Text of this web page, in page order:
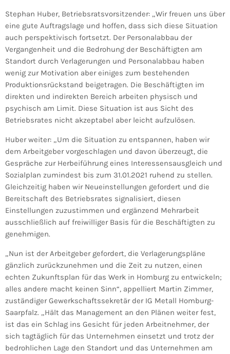
Stephan Huber, Betriebsratsvorsitzender: „Wir freuen uns über
eine gute Auftragslage und hoffen, dass sich diese Situation
auch perspektivisch fortsetzt. Der Personalabbau der
Vergangenheit und die Bedrohung der Beschäftigten am
Standort durch Verlagerungen und Personalabbau haben
wenig zur Motivation aber einiges zum bestehenden
Produktionsrückstand beigetragen. Die Beschäftigten im
direkten und indirekten Bereich arbeiten physisch und
psychisch am Limit. Diese Situation ist aus Sicht des
Betriebsrates nicht akzeptabel aber leicht aufzulösen.
Huber weiter: „Um die Situation zu entspannen, haben wir
dem Arbeitgeber vorgeschlagen und davon überzeugt, die
Gespräche zur Herbeiführung eines Interessensausgleich und
Sozialplan zumindest bis zum 31.01.2021 ruhend zu stellen.
Gleichzeitig haben wir Neueinstellungen gefordert und die
Bereitschaft des Betriebsrates signalisiert, diesen
Einstellungen zuzustimmen und ergänzend Mehrarbeit
ausschließlich auf freiwilliger Basis für die Beschäftigten zu
genehmigen.
„Nun ist der Arbeitgeber gefordert, die Verlagerungspläne
gänzlich zurückzunehmen und die Zeit zu nutzen, einen
echten Zukunftsplan für das Werk in Homburg zu entwickeln;
alles andere macht keinen Sinn“, appelliert Martin Zimmer,
zuständiger Gewerkschaftssekretär der IG Metall Homburg-
Saarpfalz. „Hält das Management an den Plänen weiter fest,
ist das ein Schlag ins Gesicht für jeden Arbeitnehmer, der
sich tagtäglich für das Unternehmen einsetzt und trotz der
bedrohlichen Lage den Standort und das Unternehmen am